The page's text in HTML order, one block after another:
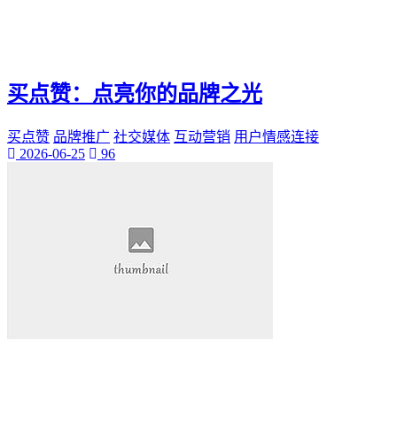
买点赞：点亮你的品牌之光
买点赞 品牌推广 社交媒体 互动营销 用户情感连接
2026-06-25
96